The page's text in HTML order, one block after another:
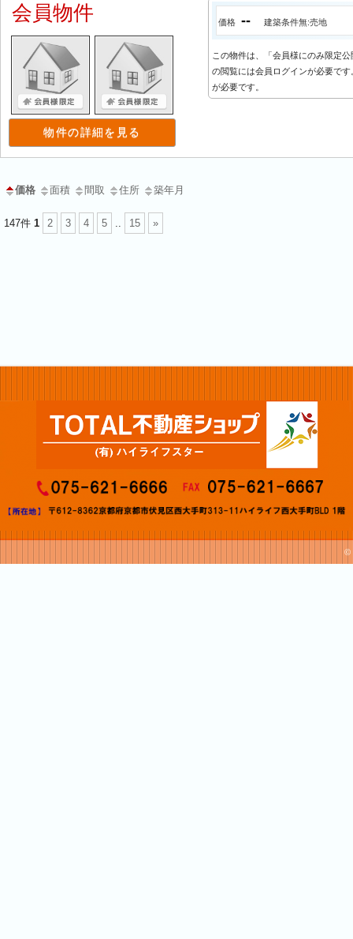
会員物件
物件の詳細を見る
価格 -- 建築条件無:売地
この物件は、「会員様にのみ限定
の閲覧には会員ログインが必要で
が必要です。
価格 面積 間取 住所 築年月
147件 1 2 3 4 5 .. 15 »
©